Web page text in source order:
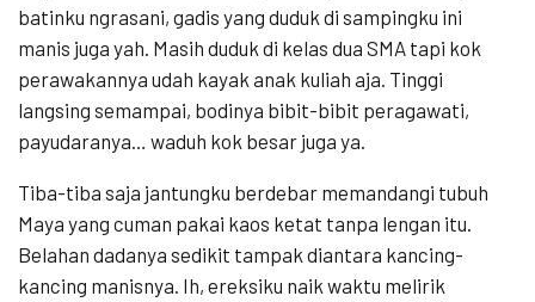
batinku ngrasani, gadis yang duduk di sampingku ini
manis juga yah. Masih duduk di kelas dua SMA tapi kok
perawakannya udah kayak anak kuliah aja. Tinggi
langsing semampai, bodinya bibit-bibit peragawati,
payudaranya… waduh kok besar juga ya.
Tiba-tiba saja jantungku berdebar memandangi tubuh
Maya yang cuman pakai kaos ketat tanpa lengan itu.
Belahan dadanya sedikit tampak diantara kancing-
kancing manisnya. Ih, ereksiku naik waktu melirik